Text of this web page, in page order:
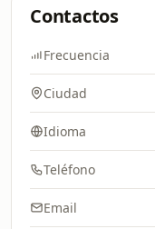
Contactos
Frecuencia
Ciudad
Idioma
Teléfono
Email